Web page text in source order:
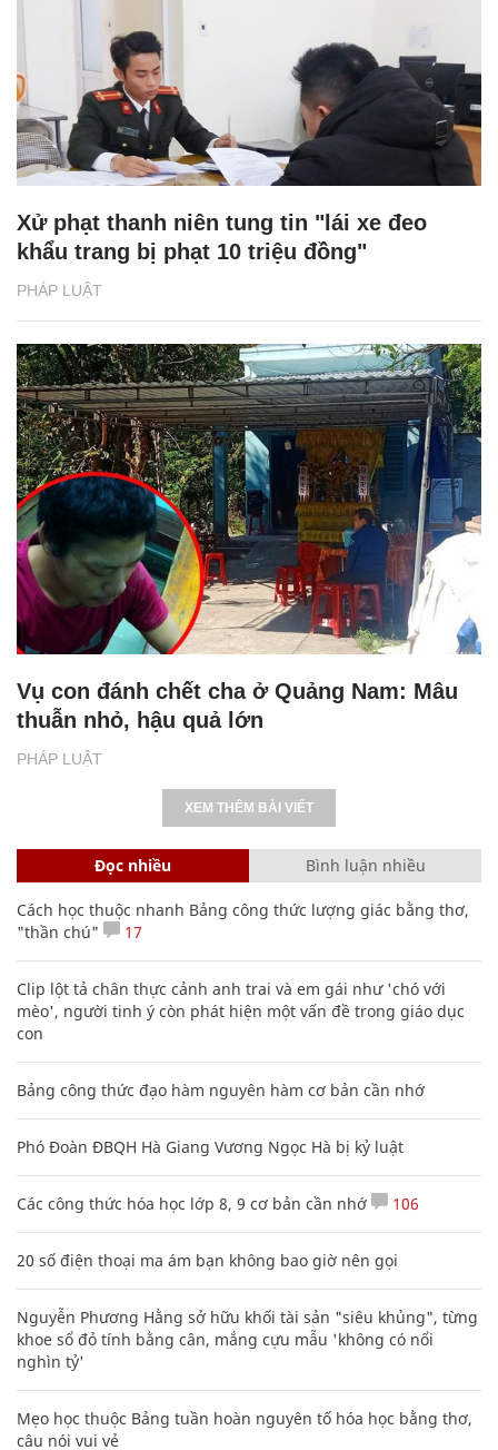
PHÁP LUẬT
Xử phạt thanh niên tung tin "lái xe đeo
khẩu trang bị phạt 10 triệu đồng"
PHÁP LUẬT
Vụ con đánh chết cha ở Quảng Nam: Mâu
thuẫn nhỏ, hậu quả lớn
XEM THÊM BÀI VIẾT
Đọc nhiều Bình luận nhiều
Cách học thuộc nhanh Bảng công thức lượng giác bằng thơ,
"thần chú"
17
Clip lột tả chân thực cảnh anh trai và em gái như 'chó với
mèo', người tinh ý còn phát hiện một vấn đề trong giáo dục
con
Bảng công thức đạo hàm nguyên hàm cơ bản cần nhớ
Phó Đoàn ĐBQH Hà Giang Vương Ngọc Hà bị kỷ luật
Các công thức hóa học lớp 8, 9 cơ bản cần nhớ 106
20 số điện thoại ma ám bạn không bao giờ nên gọi
Nguyễn Phương Hằng sở hữu khối tài sản "siêu khủng", từng
khoe sổ đỏ tính bằng cân, mắng cựu mẫu 'không có nổi
nghìn tỷ'
Mẹo học thuộc Bảng tuần hoàn nguyên tố hóa học bằng thơ,
câu nói vui vẻ